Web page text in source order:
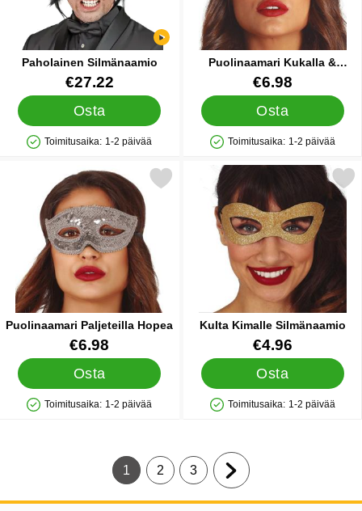
Paholainen Silmänaamio
Tuote.nro 85503
€27.22
Osta
Saatavuus: Varastossa
Toimitusaika: 1-2 päivää
Puolinaamari Kukalla &
Paljeteilla Valkoinen
Tuote.nro 85640
€6.98
Osta
Saatavuus: Varastossa
Toimitusaika: 1-2 päivää
Puolinaamari Paljeteilla Hopea
Tuote.nro 85641
€6.98
Osta
Saatavuus: Varastossa
Toimitusaika: 1-2 päivää
Merkitse puolinaamari Paljeteilla Hopea suosikiksi
Kulta Kimalle Silmänaamio
Tuote.nro 84752
€4.96
Osta
Saatavuus: Varastossa
Toimitusaika: 1-2 päivää
Merkitse kulta Kimalle
Tämänhetkinen sivu, Sivu
1
Siirry sivulle
2
Siirry sivulle
3
Siirry seuraavalle